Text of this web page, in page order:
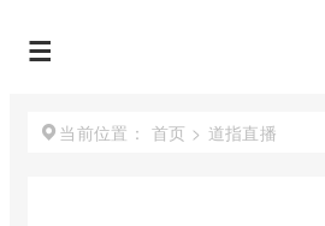
当前位置： 首页 > 道指直播